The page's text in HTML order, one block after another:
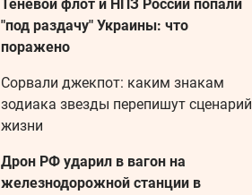
Теневой флот и НПЗ России попали
"под раздачу" Украины: что
поражено
Сорвали джекпот: каким знакам
зодиака звезды перепишут сценарий
жизни
Дрон РФ ударил в вагон на
железнодорожной станции в